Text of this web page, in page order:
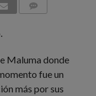
Maluma donde
fue un
más por sus